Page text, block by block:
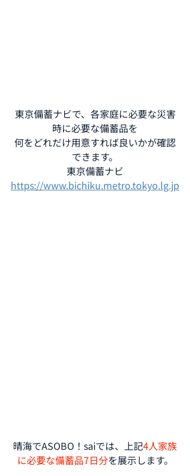
東京備蓄ナビで、各家庭に必要な災害
時に必要な備蓄品を
何をどれだけ用意すれば良いかが確認
できます。
東京備蓄ナビ
https://www.bichiku.metro.tokyo.lg.jp
晴海でASOBO！saiでは、上記4人家族
に必要な備蓄品7日分を展示します。